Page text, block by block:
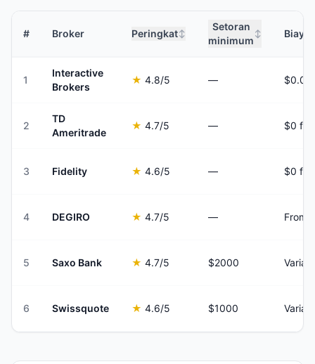
# Broker Peringkat↕
Setoran
minimum
↕ Biaya
1
Interactive
Brokers
★ 4.8/5 —
2
TD
Ameritrade
★ 4.7/5 — $0 for
3 Fidelity ★ 4.6/5 — $0 for
4 DEGIRO ★ 4.7/5 — From
5 Saxo Bank ★ 4.7/5 $2000
6 Swissquote ★ 4.6/5 $1000